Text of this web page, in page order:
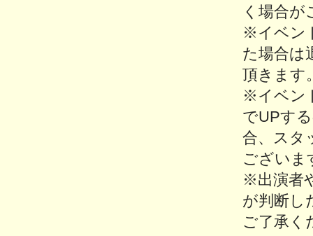
く場合
※イベン
た場合は
頂きます
※イベン
でUPす
合、スタ
ございま
※出演者
が判断し
ご了承く